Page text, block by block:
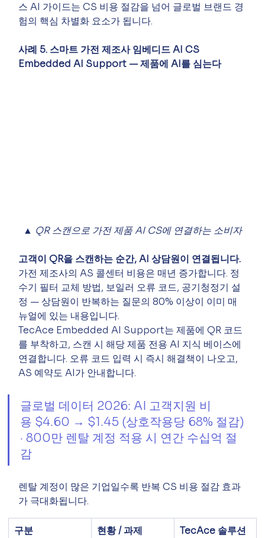
스 AI 가이드는 CS 비용 절감을 넘어 글로벌 브랜드 경
험의 핵심 차별화 요소가 됩니다.
사례 5. 스마트 가전 제조사 임베디드 AI CS
Embedded AI Support — 제품에 AI를 심는다
▲ QR 스캔으로 가전 제품 AI CS에 연결하는 소비자
고객이 QR을 스캔하는 순간, AI 상담원이 연결됩니다.
가전 제조사의 AS 콜센터 비용은 매년 증가합니다. 정
수기 필터 교체 방법, 보일러 오류 코드, 공기청정기 설
정 — 상담원이 반복하는 질문의 80% 이상이 이미 매
뉴얼에 있는 내용입니다.
TecAce Embedded AI Support는 제품에 QR 코드
를 부착하고, 스캔 시 해당 제품 전용 AI 지식 베이스에
연결합니다. 오류 코드 입력 시 즉시 해결책이 나오고,
AS 예약도 AI가 안내합니다.
글로벌 데이터 2026: AI 고객지원 비
용 $4.60 → $1.45 (상호작용당 68% 절감)
· 800만 렌탈 계정 적용 시 연간 수십억 절
감
렌탈 계정이 많은 기업일수록 반복 CS 비용 절감 효과
가 극대화됩니다.
구분 현황 / 과제 TecAce 솔루션